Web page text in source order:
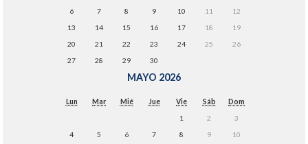
6
7 8 9 10 11
12
13
14 15 16 17 18
19
20
21 22 23 24 25
26
27
28 29 30
MAYO 2026
Lun Mar Mié Jue Vie Sáb
Dom
1
2
3
4
5 6 7 8 9
10